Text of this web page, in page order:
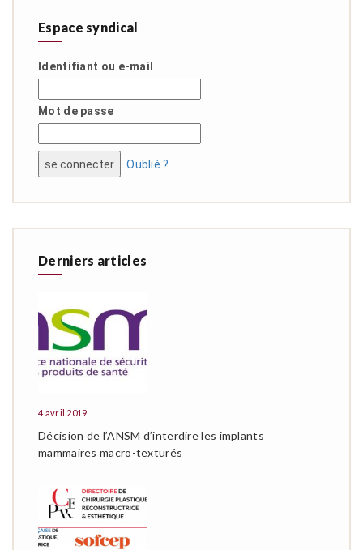
Espace syndical
Identifiant ou e-mail
Mot de passe
Oublié ?
Derniers articles
4 avril 2019
Décision de l’ANSM d’interdire les implants
mammaires macro-texturés